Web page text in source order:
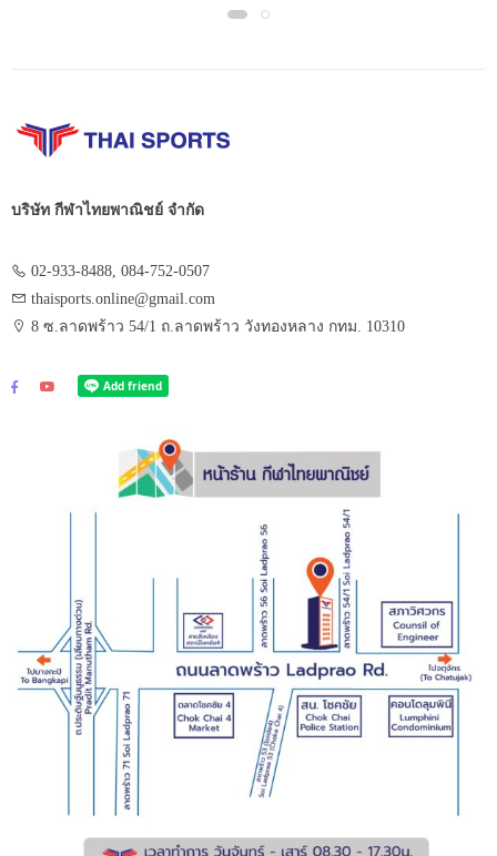
บริษัท กีฬาไทยพาณิชย์ จำกัด
02-933-8488, 084-752-0507
thaisports.online@gmail.com
8 ซ.ลาดพร้าว 54/1 ถ.ลาดพร้าว วังทองหลาง กทม. 10310